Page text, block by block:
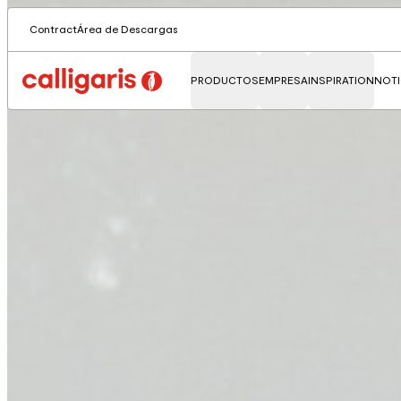
ContractÁrea de Descargas
PRODUCTOSEMPRESAINSPIRATION